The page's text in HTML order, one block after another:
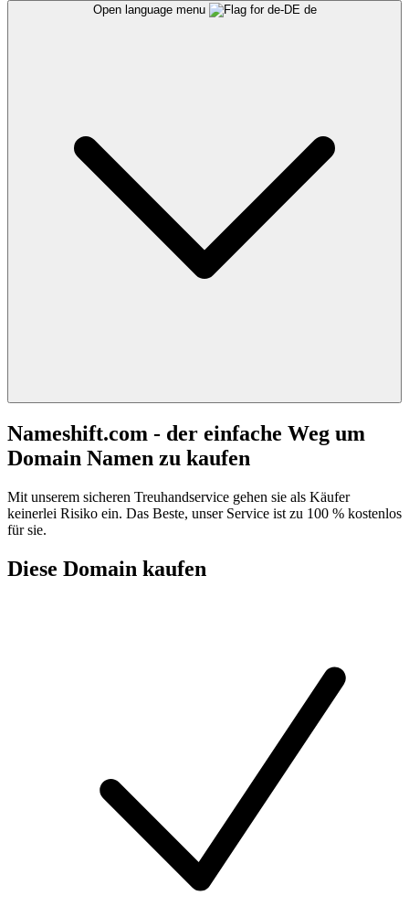
Open language menu de
Nameshift.com - der einfache Weg um
Domain Namen zu kaufen
Mit unserem sicheren Treuhandservice gehen sie als Käufer
keinerlei Risiko ein. Das Beste, unser Service ist zu 100 % kostenlos
für sie.
Diese Domain kaufen